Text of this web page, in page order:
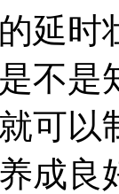
延
不是
可
成良